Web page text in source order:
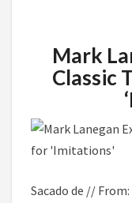
Mark
Classic
Sacado de //